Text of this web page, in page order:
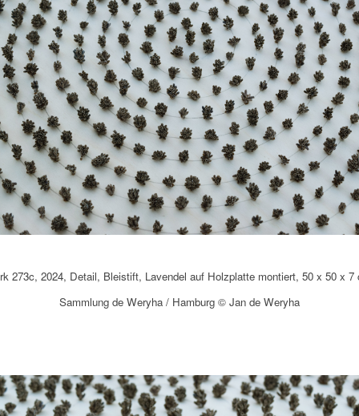
273c, 2024, Detail, Bleistift, Lavendel auf Holzplatte montiert, 50 x 50 x 7
Sammlung de Weryha / Hamburg © Jan de Weryha